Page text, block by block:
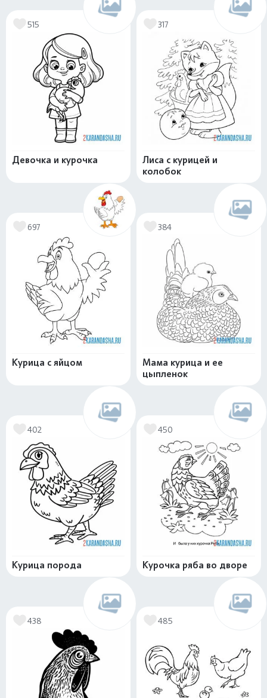
515
Девочка и курочка
317
Лиса с курицей и
колобок
697
Курица с яйцом
384
Мама курица и ее
цыпленок
402
Курица порода
450
Курочка ряба во дворе
438 485